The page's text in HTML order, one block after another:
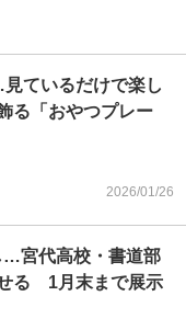
ているだけで楽し
る「おやつプレー
2026/01/26
宮代高校・書道部
る 1月末まで展示